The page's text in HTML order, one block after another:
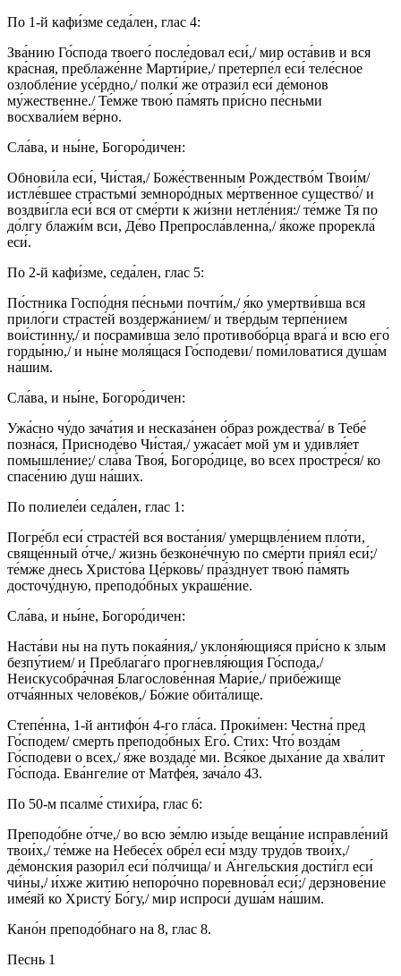
По 1-й кафи́зме седа́лен, глас 4:
Зва́нию Го́спода твоего́ после́довал еси́,/ мир оста́вив и вся
кра́сная, преблаже́нне Марти́рие,/ претерпе́л еси́ теле́сное
озлобле́ние усе́рдно,/ полки́ же отрази́л еси́ де́монов
му́жественне./ Те́мже твою́ па́мять при́сно пе́сньми
восхвали́ем ве́рно.
Сла́ва, и ны́не, Богоро́дичен:
Обнови́ла еси́, Чи́стая,/ Боже́ственным Рождество́м Твои́м/
истле́вшее страстьми́ земноро́дных ме́ртвенное существо́/ и
воздви́гла еси́ вся от сме́рти к жи́зни нетле́ния:/ те́мже Тя по
до́лгу блажи́м вси, Де́во Препросла́вленна,/ я́коже прорекла́
еси́.
По 2-й кафи́зме, седа́лен, глас 5:
По́стника Госпо́дня пе́сньми почти́м,/ я́ко умертви́вша вся
прило́ги страсте́й воздержа́нием/ и тве́рдым терпе́нием
вои́стинну,/ и посрами́вша зело́ противобо́рца врага́ и всю его́
горды́ню,/ и ны́не моля́щася Го́сподеви/ поми́ловатися душа́м
на́шим.
Сла́ва, и ны́не, Богоро́дичен:
Ужа́сно чу́до зача́тия и несказа́нен о́браз рождества́/ в Тебе́
позна́ся, Присноде́во Чи́стая,/ ужаса́ет мой ум и удивля́ет
помышле́ние;/ сла́ва Твоя́, Богоро́дице, во всех простре́ся/ ко
спасе́нию душ на́ших.
По полиеле́и седа́лен, глас 1:
Погре́бл еси́ страсте́й вся воста́ния/ умерщвле́нием пло́ти,
свяще́нный о́тче,/ жизнь безконе́чную по сме́рти прия́л еси́;/
те́мже днесь Христо́ва Це́рковь/ пра́зднует твою́ па́мять
досточу́дную, преподо́бных украше́ние.
Сла́ва, и ны́не, Богоро́дичен:
Наста́ви ны на путь покая́ния,/ уклоня́ющияся при́сно к злым
безпу́тием/ и Преблага́го прогневля́ющия Го́спода,/
Неискусобра́чная Благослове́нная Мари́е,/ прибе́жище
отча́янных челове́ков,/ Бо́жие обита́лище.
Степе́нна, 1-й антифо́н 4-го гла́са. Проки́мен: Честна́ пред
Го́сподем/ смерть преподо́бных Его́. Стих: Что́ возда́м
Го́сподеви о всех,/ я́же воздаде́ ми. Вся́кое дыха́ние да хва́лит
Го́спода. Ева́нгелие от Матфе́я, зача́ло 43.
По 50-м псалме́ стихи́ра, глас 6:
Преподо́бне о́тче,/ во всю зе́млю изы́де веща́ние исправле́ний
твои́х,/ те́мже на Небесе́х обре́л еси́ мзду трудо́в твои́х,/
де́монския разори́л еси́ по́лчища/ и А́нгельския дости́гл еси́
чи́ны,/ и́хже житию́ непоро́чно поревнова́л еси́;/ дерзнове́ние
име́яй ко Христу́ Бо́гу,/ мир испроси́ душа́м на́шим.
Кано́н преподо́бнаго на 8, глас 8.
Песнь 1